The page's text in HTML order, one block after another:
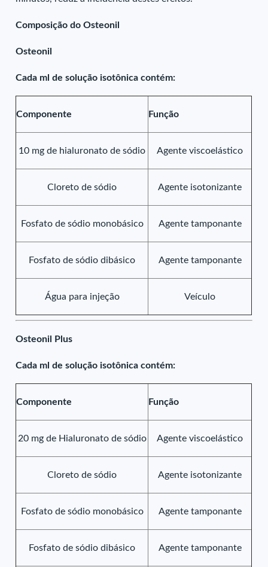
Composição do Osteonil
Osteonil
Cada ml de solução isotônica contém:
Componente Função
10 mg de hialuronato de sódio Agente viscoelástico
Cloreto de sódio Agente isotonizante
Fosfato de sódio monobásico Agente tamponante
Fosfato de sódio dibásico Agente tamponante
Água para injeção Veículo
Osteonil Plus
Cada ml de solução isotônica contém:
Componente Função
20 mg de Hialuronato de sódio Agente viscoelástico
Cloreto de sódio Agente isotonizante
Fosfato de sódio monobásico Agente tamponante
Fosfato de sódio dibásico Agente tamponante